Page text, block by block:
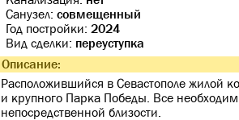
Санузел: совмещенный
Год постройки: 2024
Вид сделки: переуступка
Описание:
Расположившийся в Севастополе жилой
и крупного Парка Победы. Все
непосредственной близости.